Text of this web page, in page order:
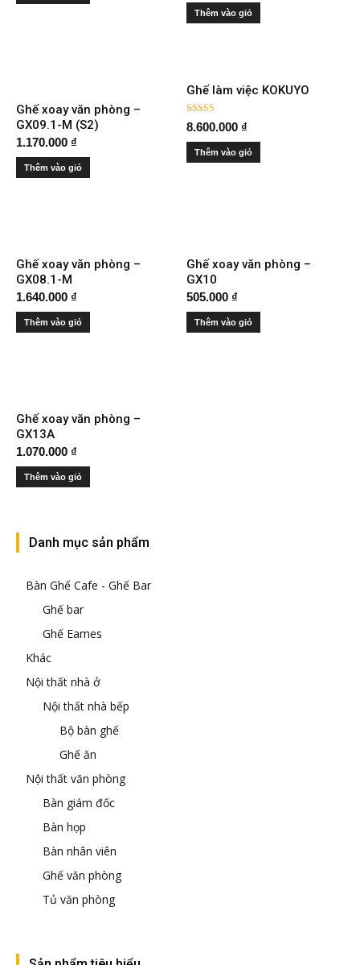
Thêm vào giỏ
Ghế xoay văn phòng –
GX09.1-M (S2)
1.170.000 ₫
Thêm vào giỏ
Ghế làm việc KOKUYO
Được xếp
hạng
5.00
5 sao
8.600.000 ₫
Thêm vào giỏ
Ghế xoay văn phòng –
GX08.1-M
1.640.000 ₫
Thêm vào giỏ
Ghế xoay văn phòng –
GX10
505.000 ₫
Thêm vào giỏ
Ghế xoay văn phòng –
GX13A
1.070.000 ₫
Thêm vào giỏ
Danh mục sản phẩm
Bàn Ghế Cafe - Ghế Bar
Ghế bar
Ghế Eames
Khác
Nội thất nhà ở
Nội thất nhà bếp
Bộ bàn ghế
Ghế ăn
Nội thất văn phòng
Bàn giám đốc
Bàn họp
Bàn nhân viên
Ghế văn phòng
Tủ văn phòng